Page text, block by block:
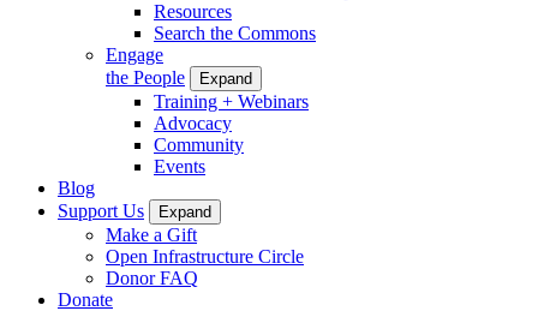
Resources
Search the Commons
Engage
the People
Expand
Training + Webinars
Advocacy
Community
Events
Blog
Support Us
Expand
Make a Gift
Open Infrastructure Circle
Donor FAQ
Donate